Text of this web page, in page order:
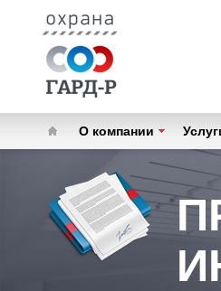
О компании